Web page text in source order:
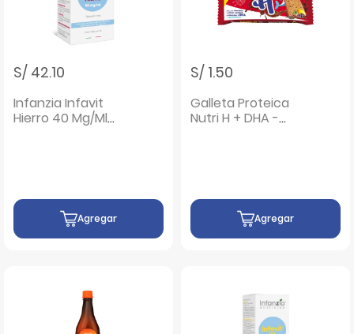
S/ 42.10
Infanzia Infavit
Hierro 40 Mg/Ml
Agregar
S/ 1.50
Galleta Proteica
Nutri H + DHA -
Agregar